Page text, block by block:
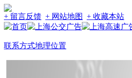
+ 留言反馈 + 网站地图 + 收藏本站
联系方式地理位置